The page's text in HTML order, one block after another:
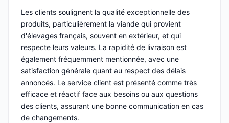
Les clients soulignent la qualité exceptionnelle des
produits, particulièrement la viande qui provient
d'élevages français, souvent en extérieur, et qui
respecte leurs valeurs. La rapidité de livraison est
également fréquemment mentionnée, avec une
satisfaction générale quant au respect des délais
annoncés. Le service client est présenté comme très
efficace et réactif face aux besoins ou aux questions
des clients, assurant une bonne communication en cas
de changements.